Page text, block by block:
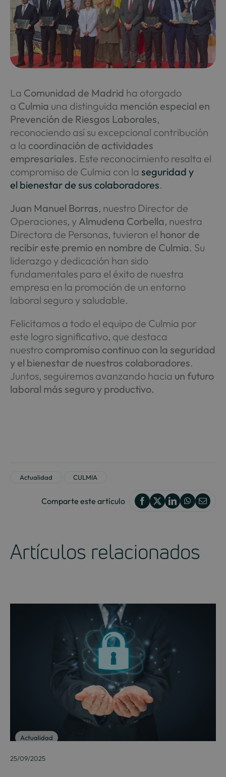
La Comunidad de Madrid ha otorgado
a Culmia una distinguida mención especial en
Prevención de Riesgos Laborales,
reconociendo así su excepcional contribución
a la coordinación de actividades
empresariales. Este reconocimiento resalta el
compromiso de Culmia con la seguridad y
el bienestarde sus colaboradores.
Juan Manuel Borras, nuestro Director de
Operaciones, y Almudena Corbella, nuestra
Directora de Personas, tuvieron el honor de
recibir este premio en nombre de Culmia. Su
liderazgo y dedicación han sido
fundamentales para el éxito de nuestra
empresa en la promoción de un entorno
laboral seguro y saludable.
Felicitamos a todo el equipo de Culmia por
este logro significativo, que destaca
nuestro compromiso continuo con la seguridad
y el bienestar de nuestros colaboradores.
Juntos, seguiremos avanzando hacia un futuro
laboral más seguro y productivo.
Actualidad CULMIA
Comparte este artículo
Artículos relacionados
Actualidad
25/09/2025